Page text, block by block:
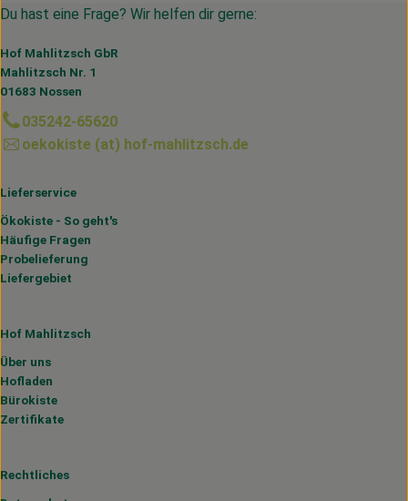
Du hast eine Frage? Wir helfen dir gerne:
Hof Mahlitzsch GbR
Mahlitzsch Nr. 1
01683 Nossen
035242-65620
oekokiste (at) hof-mahlitzsch.de
Lieferservice
Ökokiste - So geht's
Häufige Fragen
Probelieferung
Liefergebiet
Hof Mahlitzsch
Über uns
Hofladen
Bürokiste
Zertifikate
Rechtliches